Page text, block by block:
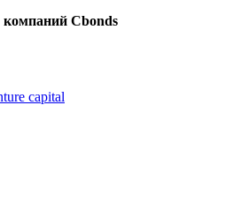
Cbonds
capital